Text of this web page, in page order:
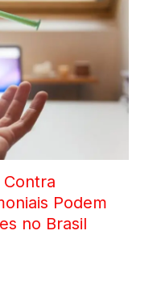
Podem
no Brasil